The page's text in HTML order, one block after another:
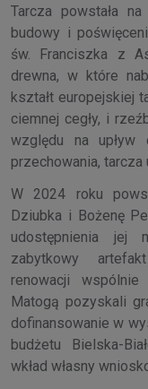
Tarcza powstała
budowy i
św. Franciszka z
drewna, w które
kształt europejskiej
ciemnej cegły, i
względu na upływ
przechowania, tarcza
W 2024 roku
Dziubka i Bożenę
udostępnienia jej
zabytkowy
renowacji
Matogą pozyskali
dofinansowanie w
budżetu Bielska-
wkład własny